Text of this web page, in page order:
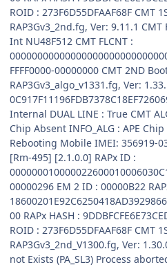
ROID : 273F6D55DFAAF68F CMT
RAP3Gv3_2nd.fg, Ver: 9.11.1
Int NU48F512 CMT FLCNT :
FFFF0000-00000000 CMT 2ND
RAP3Gv3_algo_v1331.fg, Ver:
Internal DUAL LINE : True CMT
Chip Absent INFO_ALG : APE Chip
Rebooting Mobile IMEI: 356919-
[Rm-495] [2.1.0.0] RAPx ID :
00000296 EM 2 ID : 00000B22
00 RAPx HASH :
ROID : 273F6D55DFAAF68F CMT
RAP3Gv3_2nd_V1300.fg, Ver:
not Exists (PA_SL3) Process